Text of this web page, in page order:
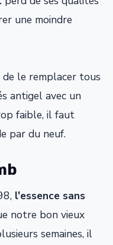
une moindre
le remplacer tous
antigel avec un
faible, il faut
par du neuf.
l'essence sans
notre bon vieux
semaines, il